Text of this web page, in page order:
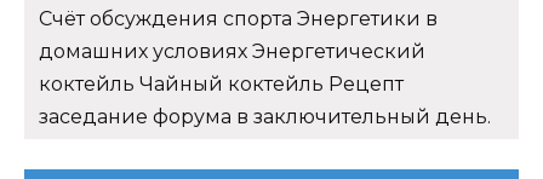
Счёт обсуждения спорта Энергетики в
домашних условиях Энергетический
коктейль Чайный коктейль Рецепт
заседание форума в заключительный день.